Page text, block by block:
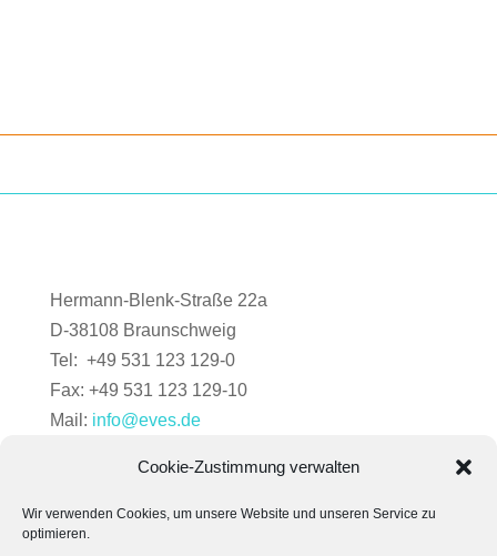
Cookie-Zustimmung verwalten
Wir verwenden Cookies, um unsere Website und unseren Service zu
optimieren.
Hermann-Blenk-Straße 22a
D-38108 Braunschweig
Tel: +49 531 123 129-0
Fax: +49 531 123 129-10
Mail: info@eves.de